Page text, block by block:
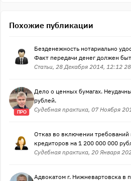
Похожие публикации
Безденежность нотариально
Факт передачи денег должен
Статьи, 28 Декабря 2014, 12:12
ПРО
Дело о ценных бумагах.
рублей.
Судебная практика, 07 Ноября
Отказ во включении требований
кредиторов на 1 200 000 000
Судебная практика, 20 Января
Адвокатом г. Нижневартовска в